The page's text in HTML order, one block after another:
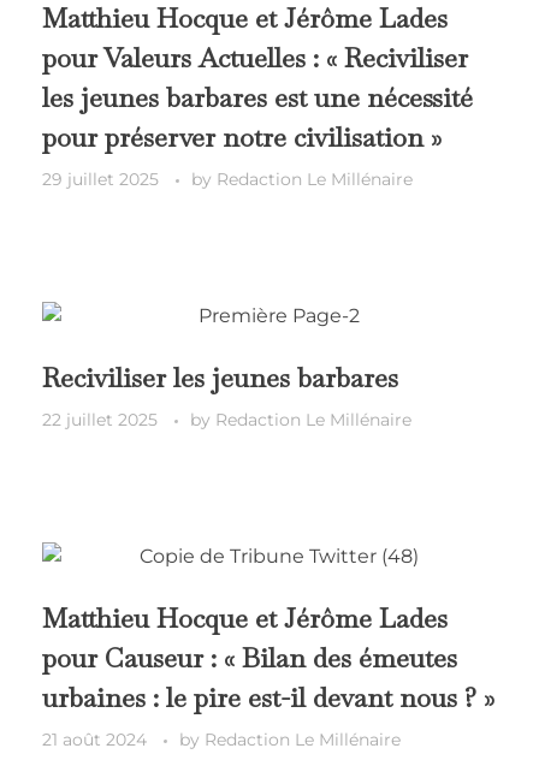
Matthieu Hocque et Jérôme Lades
pour Valeurs Actuelles : « Reciviliser
les jeunes barbares est une nécessité
pour préserver notre civilisation »
29 juillet 2025 by Redaction Le Millénaire
Reciviliser les jeunes barbares
22 juillet 2025 by Redaction Le Millénaire
Matthieu Hocque et Jérôme Lades
pour Causeur : « Bilan des émeutes
urbaines : le pire est-il devant nous ? »
21 août 2024 by Redaction Le Millénaire